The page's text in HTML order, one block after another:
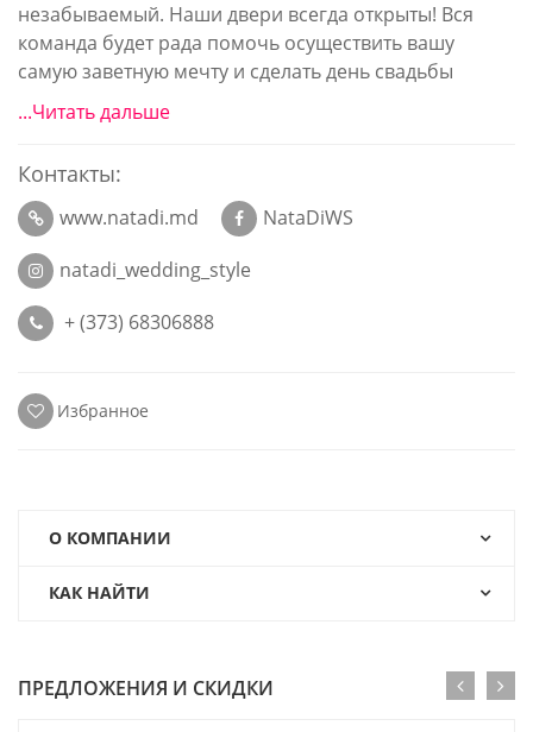
незабываемый. Наши двери всегда открыты! Вся
команда будет рада помочь осуществить вашу
самую заветную мечту и сделать день свадьбы
...Читать дальше
Контакты:
www.natadi.md
NataDiWS
natadi_wedding_style
+ (373) 68306888
Избранное
О КОМПАНИИ
КАК НАЙТИ
ПРЕДЛОЖЕНИЯ И СКИДКИ